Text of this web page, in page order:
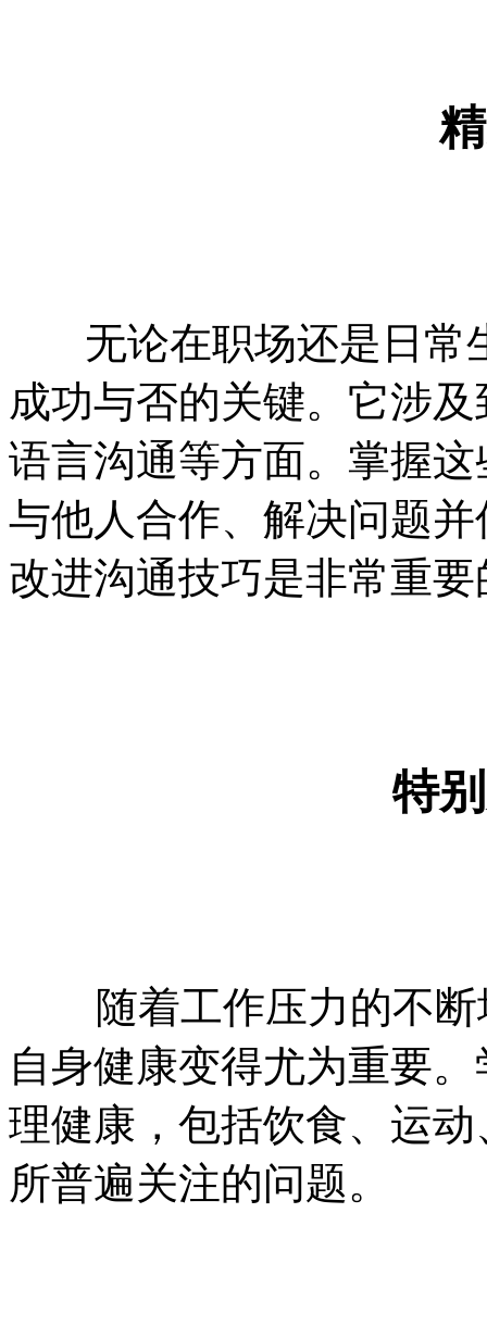
无论在职场还是日常
成功与否的关键。它涉
语言沟通等方面。掌握
与他人合作、解决问题
改进沟通技巧是非常重要
特
随着工作压力的不断
自身健康变得尤为重要
理健康，包括饮食、运
所普遍关注的问题。